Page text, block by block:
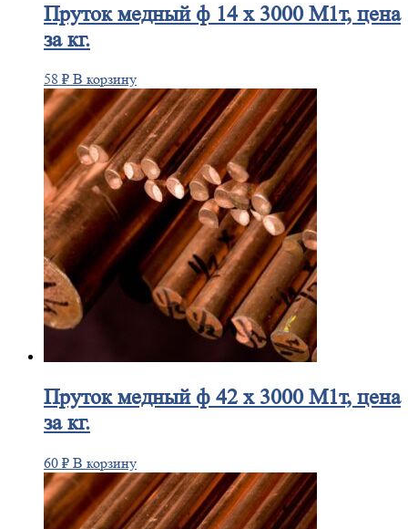
Прутокмедный ф 14 х 3000 М1т, цена
за кг.
58 ₽ В корзину
Прутокмедный ф 42 х 3000 М1т, цена
за кг.
60 ₽ В корзину